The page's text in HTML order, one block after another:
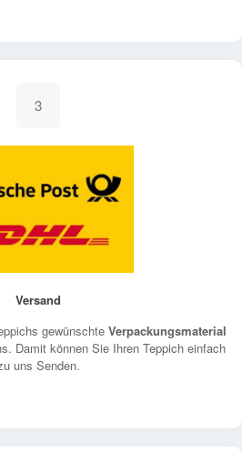
3
Versand
gewünschte Verpackungsmaterial
Damit können Sie Ihren Teppich einfach
uns Senden.